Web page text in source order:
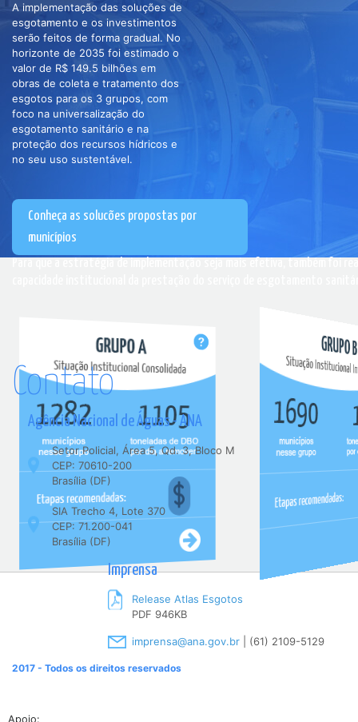
A implementação das soluções de
esgotamento e os investimentos
serão feitos de forma gradual. No
horizonte de 2035 foi estimado o
valor de R$ 149.5 bilhões em
obras de coleta e tratamento dos
esgotos para os 3 grupos, com
foco na universalização do
esgotamento sanitário e na
proteção dos recursos hídricos e
no seu uso sustentável.
Conheça as solucões propostas por
municípios
Contato
Agência Nacional de Águas - ANA
Setor Policial, Área 5, Qd. 3, Bloco M
CEP: 70610-200
Brasília (DF)
SIA Trecho 4, Lote 370
CEP: 71.200-041
Brasília (DF)
Imprensa
Release Atlas Esgotos
PDF 946KB
imprensa@ana.gov.br | (61) 2109-5129
2017 - Todos os direitos reservados
Apoio: